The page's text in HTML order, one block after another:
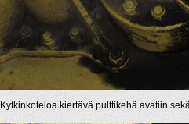
Kytkinkoteloa kiertävä pulttikehä avatiin